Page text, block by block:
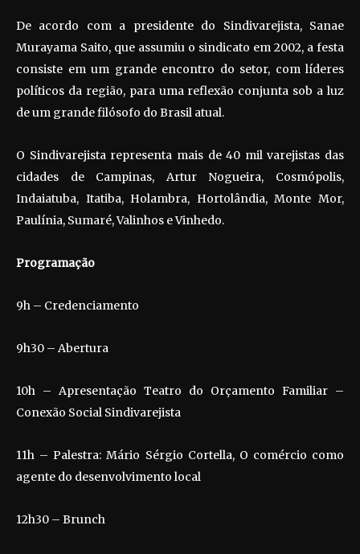
De acordo com a presidente do Sindivarejista, Sanae
Murayama Saito, que assumiu o sindicato em 2002, a festa
consiste em um grande encontro do setor, com líderes
políticos da região, para uma reflexão conjunta sob a luz
de um grande filósofo do Brasil atual.
O Sindivarejista representa mais de 40 mil varejistas das
cidades de Campinas, Artur Nogueira, Cosmópolis,
Indaiatuba, Itatiba, Holambra, Hortolândia, Monte Mor,
Paulínia, Sumaré, Valinhos e Vinhedo.
Programação
9h – Credenciamento
9h30 – Abertura
10h – Apresentação Teatro do Orçamento Familiar –
Conexão Social Sindivarejista
11h – Palestra: Mário Sérgio Cortella, O comércio como
agente do desenvolvimento local
12h30 – Brunch